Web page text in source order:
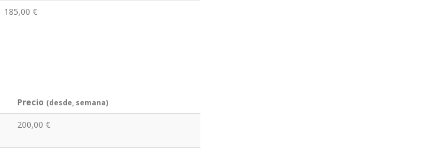
185,00 €
Precio (desde, semana)
200,00 €